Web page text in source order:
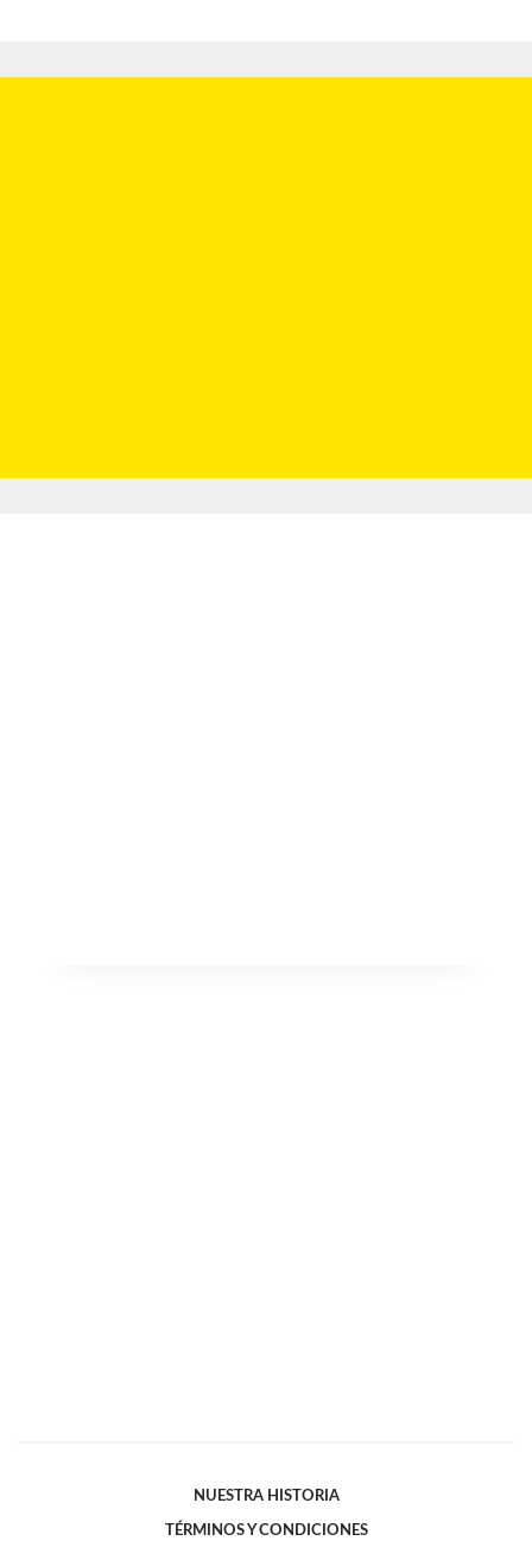
NUESTRA HISTORIA
TÉRMINOS Y CONDICIONES